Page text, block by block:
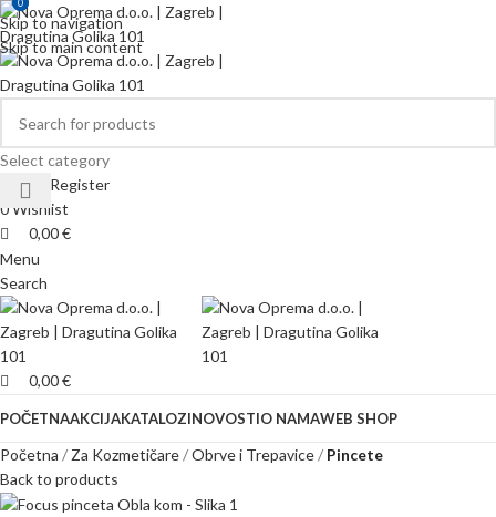
Skip to navigation
Skip to main content
Select category
Login / Register
0 Wishlist
0
0,00€
Menu
Search
0
0,00€
POČETNAAKCIJAKATALOZINOVOSTIO NAMAWEB SHOP
Početna Za Kozmetičare Obrve i Trepavice
Pincete
Back to products